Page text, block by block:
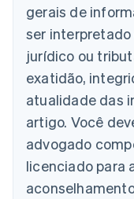
gerais de
ser
jurídico ou
exatidão,
atualidade das
artigo. Você
advogado
licenciado para
Áustria
DeutschEnglish
Bélgica
Brasil
Português English
Bulgária
English
Canadá
English Français
China
简体中文 English